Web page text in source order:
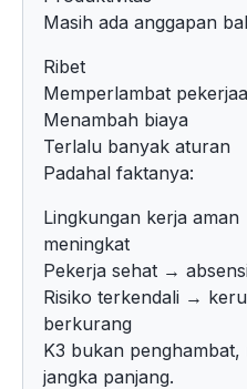
Masih ada anggapan
Ribet
Memperlambat
Menambah biaya
Terlalu banyak aturan
Padahal faktanya:
Lingkungan kerja
meningkat
Pekerja sehat →
Risiko terkendali →
berkurang
K3 bukan penghambat,
jangka panjang.